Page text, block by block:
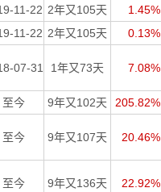
11-22 2年又105天 1.45%
11-22 2年又105天 0.13%
07-31 1年又73天 7.08%
至今 9年又102天 205.82%
至今 9年又107天 20.46%
至今 9年又136天 22.92%